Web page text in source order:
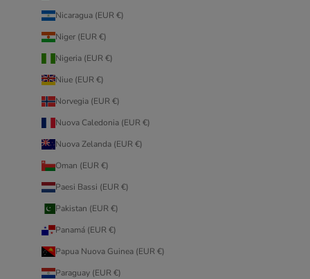
Nicaragua (EUR €)
Niger (EUR €)
Nigeria (EUR €)
Niue (EUR €)
Norvegia (EUR €)
Nuova Caledonia (EUR €)
Nuova Zelanda (EUR €)
Oman (EUR €)
Paesi Bassi (EUR €)
Pakistan (EUR €)
Panamá (EUR €)
Papua Nuova Guinea (EUR €)
Paraguay (EUR €)